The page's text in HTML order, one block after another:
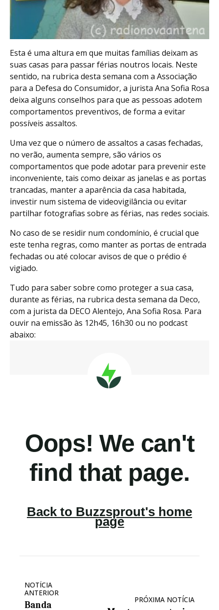
Esta é uma altura em que muitas famílias deixam as
suas casas para passar férias noutros locais. Neste
sentido, na rubrica desta semana com a Associação
para a Defesa do Consumidor, a jurista Ana Sofia Rosa
deixa alguns conselhos para que as pessoas adotem
comportamentos preventivos, de forma a evitar
possíveis assaltos.
Uma vez que o número de assaltos a casas fechadas,
no verão, aumenta sempre, são vários os
comportamentos que pode adotar para prevenir este
inconveniente, tais como deixar as janelas e as portas
trancadas, manter a aparência da casa habitada,
investir num sistema de videovigilância ou evitar
partilhar fotografias sobre as férias, nas redes sociais.
No caso de se residir num condomínio, é crucial que
este tenha regras, como manter as portas de entrada
fechadas ou até colocar avisos de que o prédio é
vigiado.
Tudo para saber sobre como proteger a sua casa,
durante as férias, na rubrica desta semana da Deco,
com a jurista da DECO Alentejo, Ana Sofia Rosa. Para
ouvir na emissão às 12h45, 16h30 ou no podcast
abaixo:
NOTÍCIA
ANTERIOR
Banda
PRÓXIMA NOTÍCIA